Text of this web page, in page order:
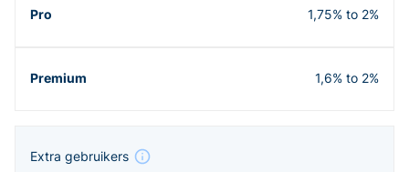
1,75% to 2%
1,6% to 2%
Extra gebruikers